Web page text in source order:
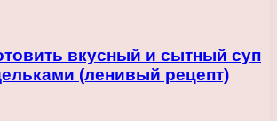
вкусный и сытный суп
(ленивый рецепт)